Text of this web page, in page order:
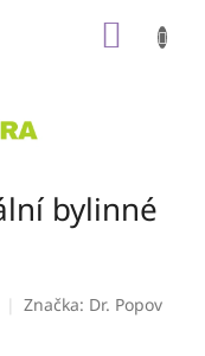
bylinné
Značka: Dr. Popov